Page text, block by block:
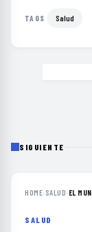
TAGS Salud
SIGUIENTE
HOME› SALUD› EL
SALUD